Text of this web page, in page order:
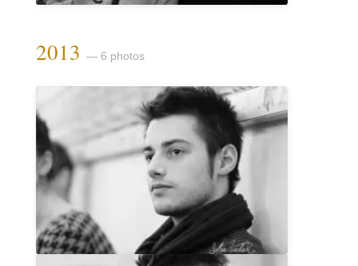
2013 — 6 photos